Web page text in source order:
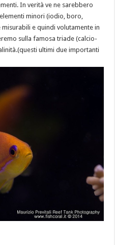
In verità ve ne sarebbero
minori (iodio, boro,
e quindi volutamente in
sulla famosa triade (calcio-
ultimi due importanti